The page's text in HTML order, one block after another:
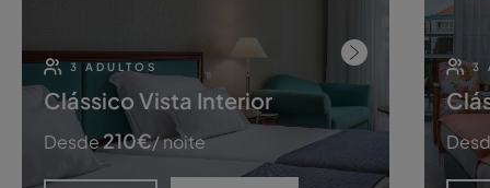
3 ADULTOS
Clássico Vista Interior
Desde210€/ noite
3